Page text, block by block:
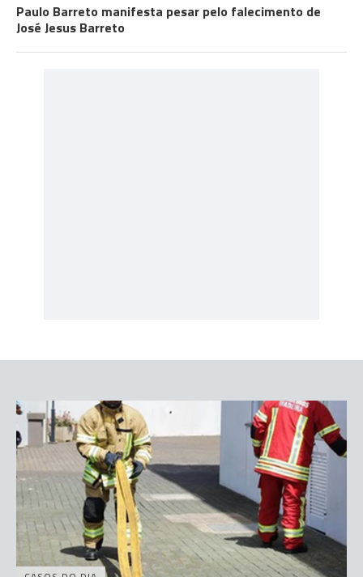
Paulo Barreto manifesta pesar pelo falecimento de
José Jesus Barreto